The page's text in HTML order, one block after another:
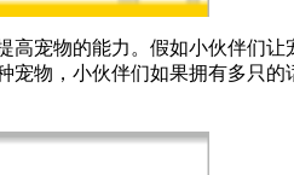
宠物的能力。假如小伙伴们
物，小伙伴们如果拥有多只